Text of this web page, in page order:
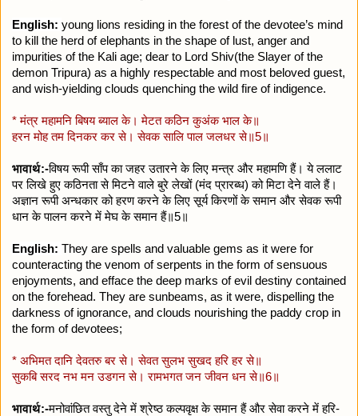
English: young lions residing in the forest of the devotee’s mind
to kill the herd of elephants in the shape of lust, anger and
impurities of the Kali age; dear to Lord Shiv(the Slayer of the
demon Tripura) as a highly respectable and most beloved guest,
and wish-yielding clouds quenching the wild fire of indigence.
* मंत्र महामनि बिषय ब्याल के। मेटत कठिन कुअंक भाल के॥
हरन मोह तम दिनकर कर से। सेवक सालि पाल जलधर से॥5॥
भावार्थ:-विषय रूपी साँप का जहर उतारने के लिए मन्त्र और महामणि हैं। ये ललाट
पर लिखे हुए कठिनता से मिटने वाले बुरे लेखों (मंद प्रारब्ध) को मिटा देने वाले हैं।
अज्ञान रूपी अन्धकार को हरण करने के लिए सूर्य किरणों के समान और सेवक रूपी
धान के पालन करने में मेघ के समान हैं॥5॥
English: They are spells and valuable gems as it were for
counteracting the venom of serpents in the form of sensuous
enjoyments, and efface the deep marks of evil destiny contained
on the forehead. They are sunbeams, as it were, dispelling the
darkness of ignorance, and clouds nourishing the paddy crop in
the form of devotees;
* अभिमत दानि देवतरु बर से। सेवत सुलभ सुखद हरि हर से॥
सुकबि सरद नभ मन उडगन से। रामभगत जन जीवन धन से॥6॥
भावार्थ:-मनोवांछित वस्तु देने में श्रेष्ठ कल्पवृक्ष के समान हैं और सेवा करने में हरि-